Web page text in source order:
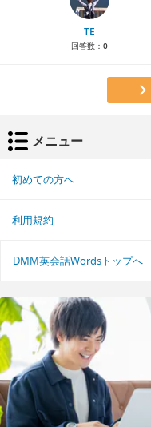
TE
回答数： 0
メニュー
初めての方へ
利用規約
DMM英会話Wordsトップへ